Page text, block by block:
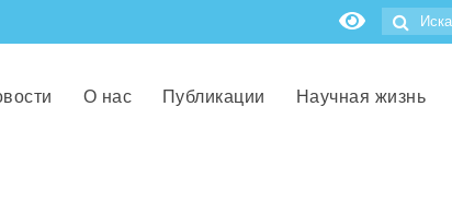
О нас Публикации Научная жизнь